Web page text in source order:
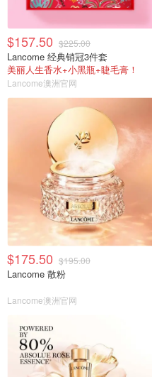
$157.50 $225.00
Lancome 经典销冠3件套
美丽人生香水+小黑瓶+睫毛膏！
Lancome澳洲官网
$175.50 $195.00
Lancome 散粉
Lancome澳洲官网